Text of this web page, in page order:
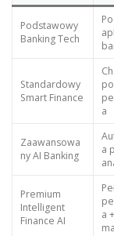
Podstawowy
Banking Tech
Standardowy
Smart Finance
a
Zaawansowa
ny AI Banking
a
Premium
Intelligent
Finance AI
a